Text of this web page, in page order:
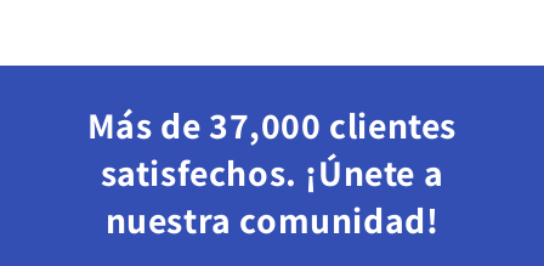
Más de 37,000 clientes
satisfechos. ¡Únete a
nuestra comunidad!